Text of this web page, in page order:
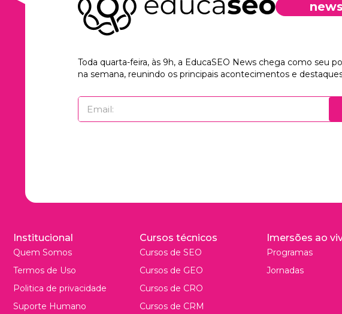
Toda quarta-feira, às 9h, a EducaSEO News chega como seu
na semana, reunindo os principais acontecimentos e
Institucional
Quem Somos
Termos de Uso
Politica de privacidade
Suporte Humano
Cursos técnicos
Cursos de SEO
Cursos de GEO
Cursos de CRO
Cursos de CRM
Imersões ao
Programas
Jornadas